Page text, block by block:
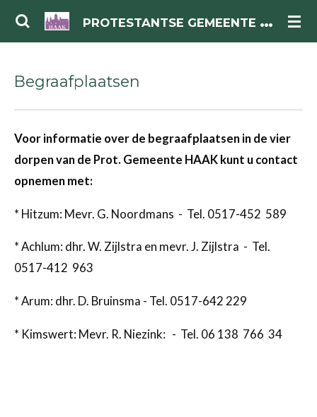
Ga
de
P
ROTESTANTSE GEMEENTE HAAK
Begraafplaatsen
Voor informatie over de begraafplaatsen in de vier
dorpen van de Prot. Gemeente HAAK kunt u contact
opnemen met:
* Hitzum: Mevr. G. Noordmans - Tel. 0517-452 589
* Achlum: dhr. W. Zijlstra en mevr. J. Zijlstra - Tel.
0517-412 963
* Arum: dhr. D. Bruinsma - Tel. 0517-642 229
* Kimswert: Mevr. R. Niezink: - Tel. 06 138 766 34